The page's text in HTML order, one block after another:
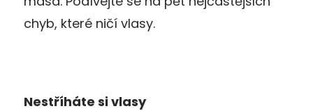
chyb, které ničí vlasy.
Nestříháte si vlasy